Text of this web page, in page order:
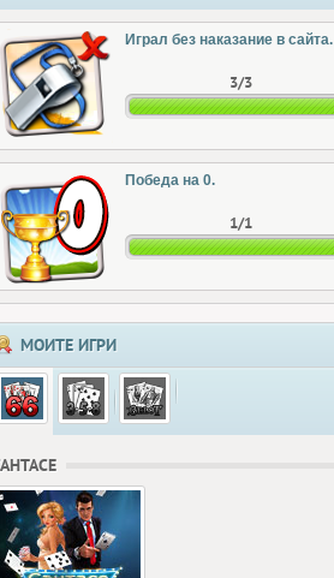
Играл без наказание в сайта.
3/3
Победа на 0.
1/1
МОИТЕ ИГРИ